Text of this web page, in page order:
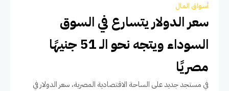
أسواق المال
سعر الدولار يتسارع في السوق
السوداء ويتجه نحو الـ 51 جنيهًا
مصريًا
في مستجد جديد على الساحة الاقتصادية المصرية، سعر الدولار في